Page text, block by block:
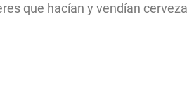
que hacían y vendían